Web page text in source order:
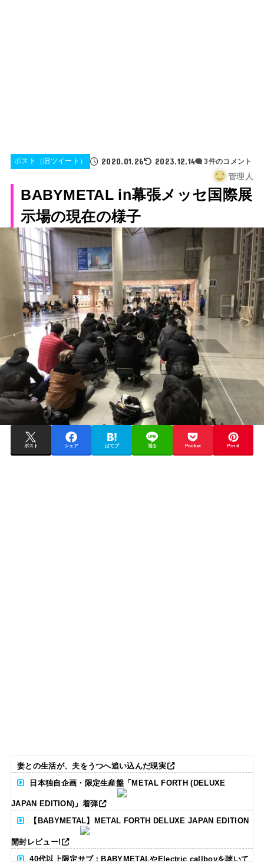
ポスト（旧ツイート） 2020.01.26 2023.12.14 3件のコメント
管理人
BABYMETAL in幕張メッセ国際展
示場の現在の様子
ポスト シェア はてブ 送る Pocket Pin it
妻との生活が、夫をうつへ追い込んだ現実
日本独自企画・限定生産盤「METAL FORTH (DELUXE
JAPAN EDITION)」着弾
【BABYMETAL】METAL FORTH DELUXE JAPAN EDITION
開封レビュー!
40代以上限定サブ：BABYMETALやElectric callboyを聴いて